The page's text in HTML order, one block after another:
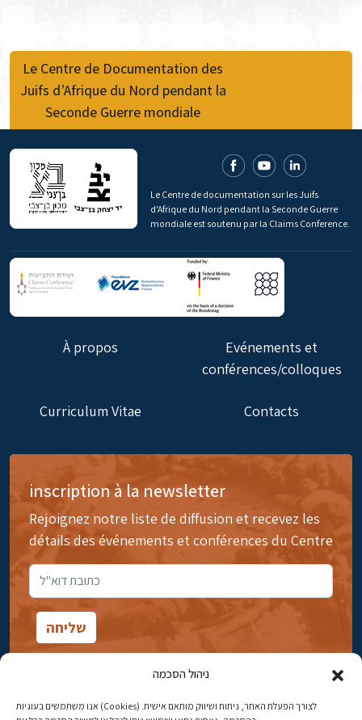
ניהול הסכמה
אנו משתמשים בעוגיות (Cookies) לצורך הפעלת האתר, ניתוח ושיווק מותאם אישית.
Le Centre de Documentation des
Juifs d’Afrique du Nord pendant la
Seconde Guerre mondiale
Le Centre de documentation sur les Juifs
d'Afrique du Nord pendant la Seconde Guerre
mondiale est soutenu par la Claims Conference.
À propos
Evénements et
conférences/colloques
Curriculum Vitae Contacts
inscription à la newsletter
Rejoignez notre liste de diffusion et recevez les
détails des événements et conférences du Centre
14rue Ibn Gavirol, Rehavia, Jérusalem